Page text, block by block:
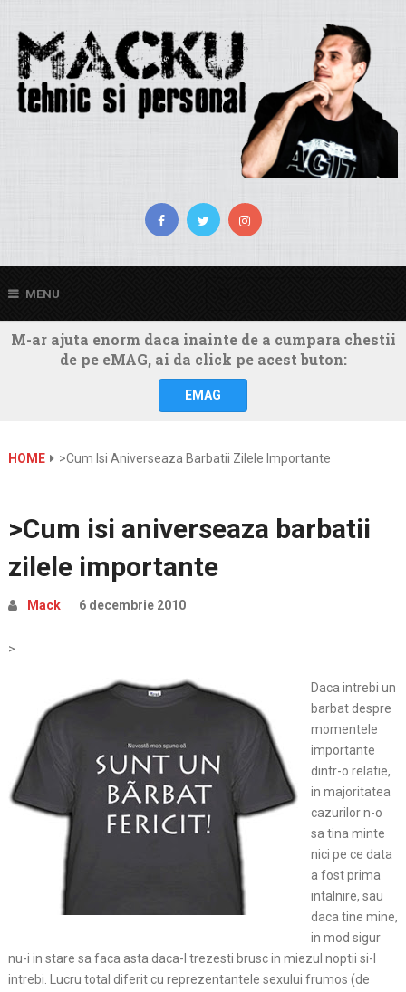
MENU
M-ar ajuta enorm daca inainte de a cumpara chestii
de pe eMAG, ai da click pe acest buton:
EMAG
HOME >Cum Isi Aniverseaza Barbatii Zilele Importante
>Cum isi aniverseaza barbatii
zilele importante
Mack 6 decembrie 2010
>
Daca intrebi un
barbat despre
momentele
importante
dintr-o relatie,
in majoritatea
cazurilor n-o
sa tina minte
nici pe ce data
a fost prima
intalnire, sau
daca tine mine,
in mod sigur
nu-i in stare sa faca asta daca-l trezesti brusc in miezul noptii si-l
intrebi. Lucru total diferit cu reprezentantele sexului frumos (de